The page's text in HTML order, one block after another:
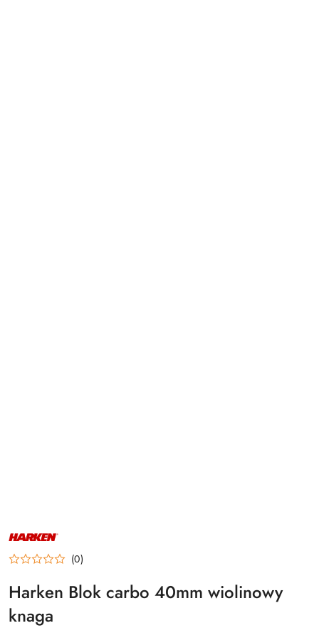
NAZWA
PRODUCENTA:
HARKEN (0)
Harken Blok carbo 40mm wiolinowy
knaga